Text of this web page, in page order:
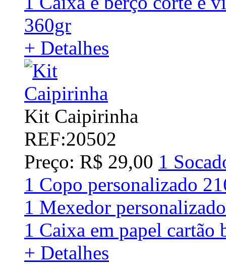
360gr
+ Detalhes
Kit Caipirinha
REF:20502
Preço: R$ 29,00 1
1 Copo personalizado
1 Mexedor personalizado
1 Caixa em papel cartão
+ Detalhes